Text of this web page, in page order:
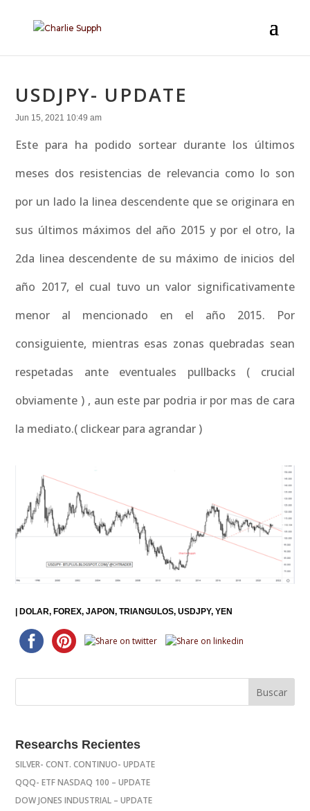
USDJPY- UPDATE
Jun 15, 2021 10:49 am
Este para ha podido sortear durante los últimos
meses dos resistencias de relevancia como lo son
por un lado la linea descendente que se originara en
sus últimos máximos del año 2015 y por el otro, la
2da linea descendente de su máximo de inicios del
año 2017, el cual tuvo un valor significativamente
menor al mencionado en el año 2015. Por
consiguiente, mientras esas zonas quebradas sean
respetadas ante eventuales pullbacks ( crucial
obviamente ) , aun este par podria ir por mas de cara
la mediato.( clickear para agrandar )
DOLAR FOREX JAPON TRIANGULOS USDJPY YEN
Researchs Recientes
SILVER- CONT. CONTINUO- UPDATE
QQQ- ETF NASDAQ 100 – UPDATE
DOW JONES INDUSTRIAL – UPDATE